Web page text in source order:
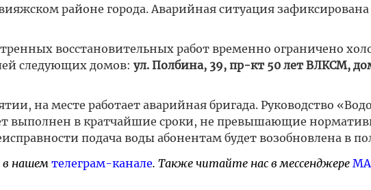
районе города. Аварийная ситуация
восстановительных работ временно ограничено
следующих домов: ул. Полбина, 39, пр-кт 50 лет ВЛКСМ,
на месте работает аварийная бригада. Руководство
выполнен в кратчайшие сроки, не превышающие
подача воды абонентам будет возобновлена в
нашем телеграм-канале. Также читайте нас в мессенджере